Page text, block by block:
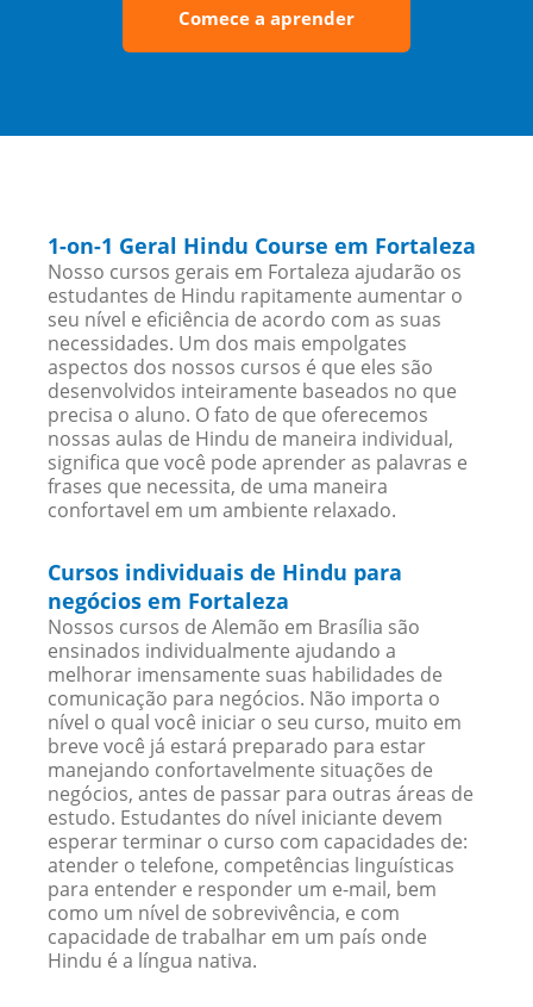
Comece a aprender
1-on-1 Geral Hindu Course em Fortaleza
Nosso cursos gerais em Fortaleza ajudarão os
estudantes de Hindu rapitamente aumentar o
seu nível e eficiência de acordo com as suas
necessidades. Um dos mais empolgates
aspectos dos nossos cursos é que eles são
desenvolvidos inteiramente baseados no que
precisa o aluno. O fato de que oferecemos
nossas aulas de Hindu de maneira individual,
significa que você pode aprender as palavras e
frases que necessita, de uma maneira
confortavel em um ambiente relaxado.
Cursos individuais de Hindu para
negócios em Fortaleza
Nossos cursos de Alemão em Brasília são
ensinados individualmente ajudando a
melhorar imensamente suas habilidades de
comunicação para negócios. Não importa o
nível o qual você iniciar o seu curso, muito em
breve você já estará preparado para estar
manejando confortavelmente situações de
negócios, antes de passar para outras áreas de
estudo. Estudantes do nível iniciante devem
esperar terminar o curso com capacidades de:
atender o telefone, competências linguísticas
para entender e responder um e-mail, bem
como um nível de sobrevivência, e com
capacidade de trabalhar em um país onde
Hindu é a língua nativa.